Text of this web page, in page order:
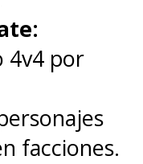
Skrull
vida en la
una
invasión
4v4 por
facciones.